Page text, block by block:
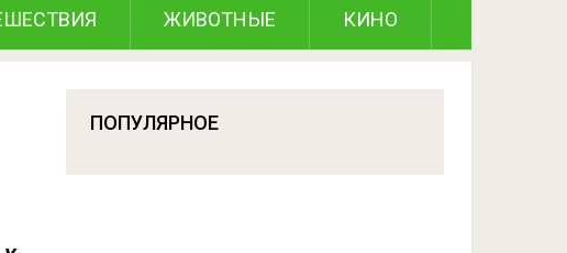
ЖИВОТНЫЕ КИНО
ПОПУЛЯРНОЕ